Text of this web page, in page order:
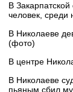
В
человек, среди
В Николаеве
(фото)
В центре
В Николаеве
пьяным сбил